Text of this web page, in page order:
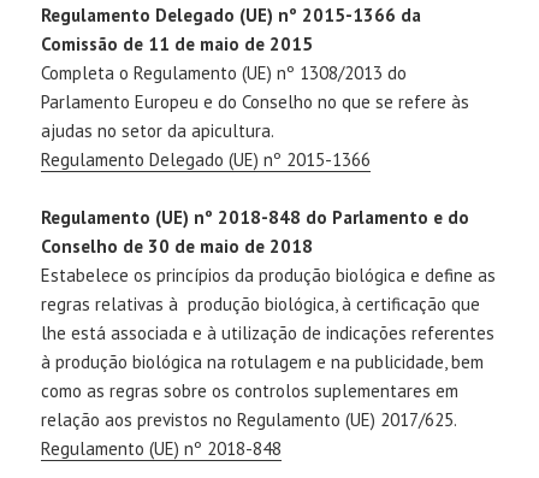
Regulamento Delegado (UE) nº 2015-1366 da
Comissão de 11 de maio de 2015
Completa o Regulamento (UE) nº 1308/2013 do
Parlamento Europeu e do Conselho no que se refere às
ajudas no setor da apicultura.
Regulamento Delegado (UE) nº 2015-1366
Regulamento (UE) nº 2018-848 do Parlamento e do
Conselho de 30 de maio de 2018
Estabelece os princípios da produção biológica e define as
regras relativas à produção biológica, à certificação que
lhe está associada e à utilização de indicações referentes
à produção biológica na rotulagem e na publicidade, bem
como as regras sobre os controlos suplementares em
relação aos previstos no Regulamento (UE) 2017/625.
Regulamento (UE) nº 2018-848